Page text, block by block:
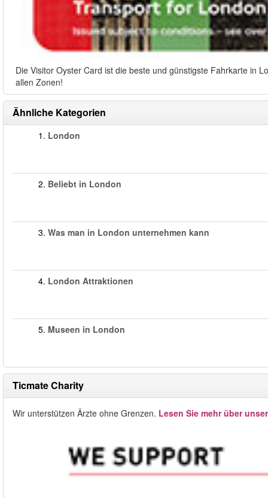
Die Visitor Oyster Card ist die beste und günstigste Fahrkarte in
allen Zonen!
Ähnliche Kategorien
1. London
2. Beliebt in London
3. Was man in London unternehmen kann
4. London Attraktionen
5. Museen in London
Ticmate Charity
Wir unterstützen Ärzte ohne Grenzen. Lesen Sie mehr über